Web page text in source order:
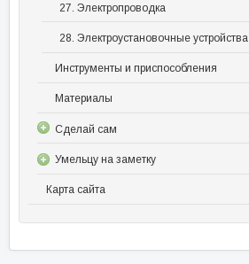
27. Электропроводка
28. Электроустановочные устройства
Инструменты и приспособления
Материалы
Сделай сам
Умельцу на заметку
Карта сайта